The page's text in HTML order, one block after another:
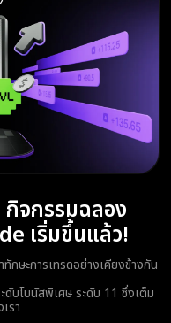
จกรรมฉลอง
เริ่มขึ้นแล้ว!
ษะการเทรดอย่างเคียงข้างกัน
ดับโบนัสพิเศษ ระดับ 11 ซึ่งเต็ม
รา